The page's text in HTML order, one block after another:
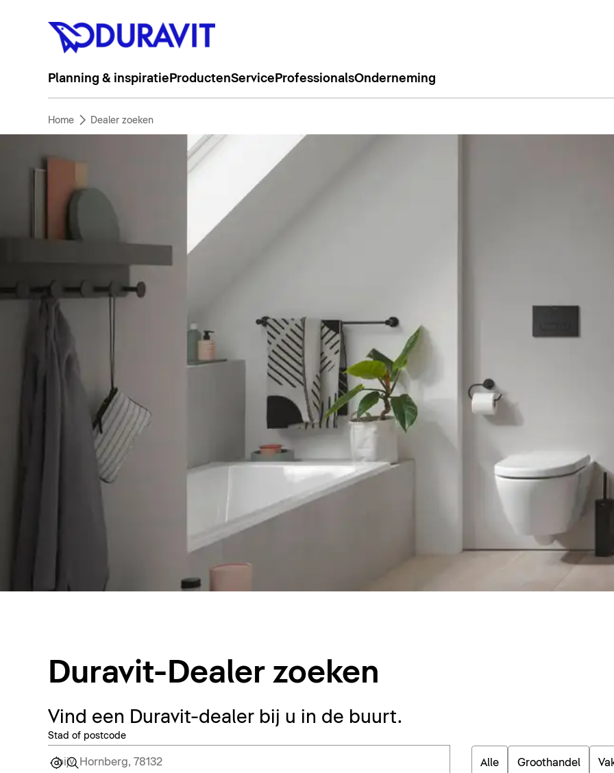
Planning & inspiratie ProductenService ProfessionalsOnderneming
Home Dealer zoeken
Duravit-Dealer zoeken
Vind een Duravit-dealer bij u in de buurt.
Stad of postcode
Alle Groothandel